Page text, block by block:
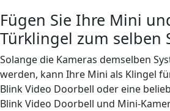
Fügen Sie Ihre Mini
Türklingel zum selben
Solange die Kameras demselben
werden, kann Ihre Mini als Klingel
Blink Video Doorbell oder eine
Blink Video Doorbell und Mini-